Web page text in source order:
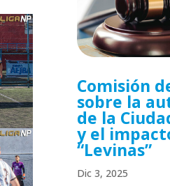
Comisión
sobre la
de la
y el
“Levinas”
Dic 3, 2025